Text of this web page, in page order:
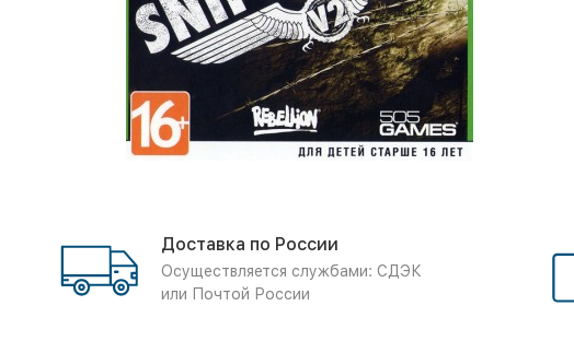
Доставка по России
Осуществляется службами: СДЭК
или Почтой России